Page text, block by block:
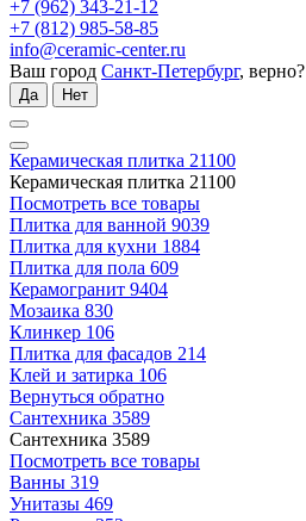
+7 (962) 343-21-12
+7 (812) 985-58-85
info@ceramic-center.ru
Ваш город Санкт-Петербург, верно?
Да Нет
Керамическая плитка 21100
Керамическая плитка 21100
Посмотреть все товары
Плитка для ванной 9039
Плитка для кухни 1884
Плитка для пола 609
Керамогранит 9404
Мозаика 830
Клинкер 106
Плитка для фасадов 214
Клей и затирка 106
Вернуться обратно
Сантехника 3589
Сантехника 3589
Посмотреть все товары
Ванны 319
Унитазы 469